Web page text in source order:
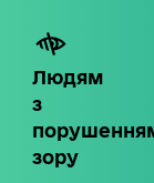
Людям
з
зору